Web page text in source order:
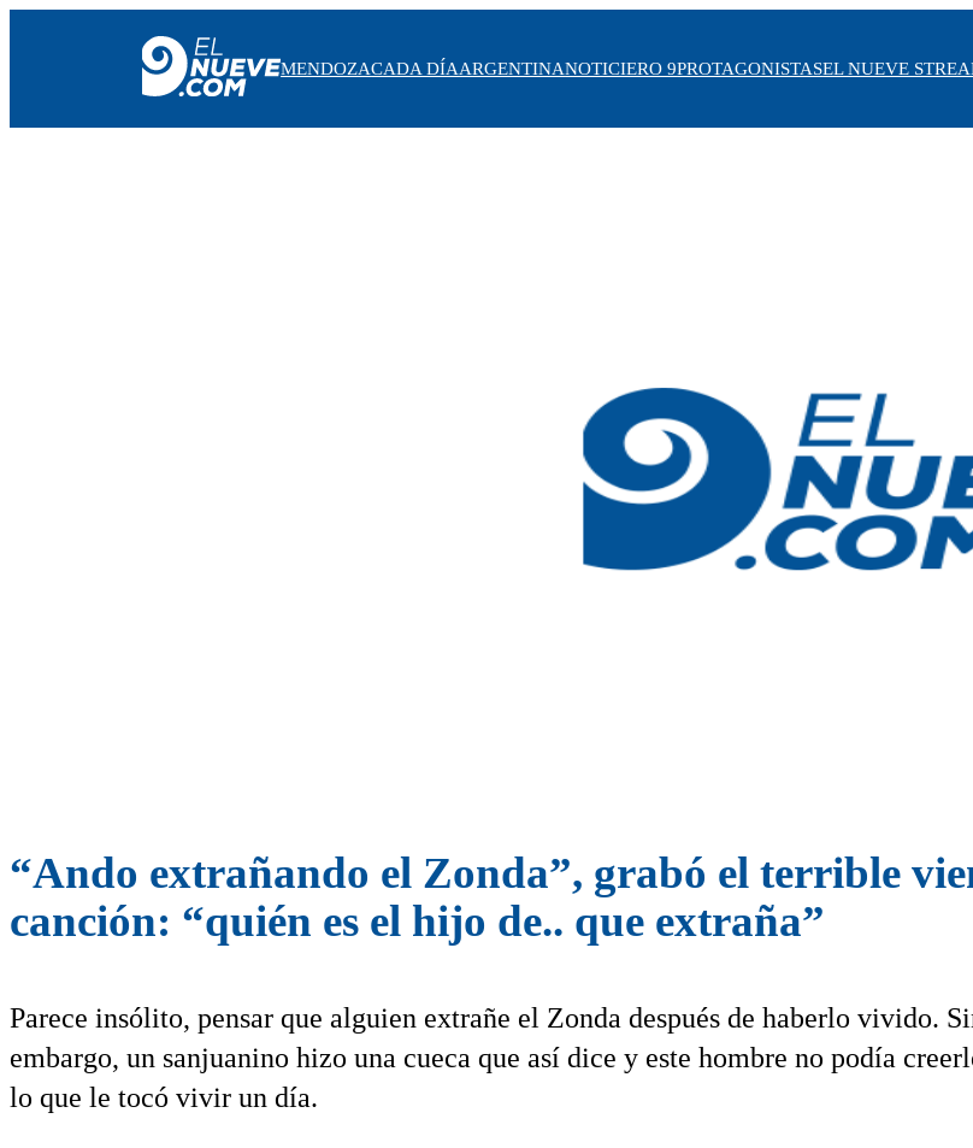
MENDOZACADA DÍAARGENTINANOTICIERO 9PROTAGONISTASEL NUEVE
“Ando extrañando el Zonda”, grabó el terrible
canción: “quién es el hijo de.. que extraña”
Parece insólito, pensar que alguien extrañe el Zonda después de haberlo vivido.
embargo, un sanjuanino hizo una cueca que así dice y este hombre no podía
lo que le tocó vivir un día.